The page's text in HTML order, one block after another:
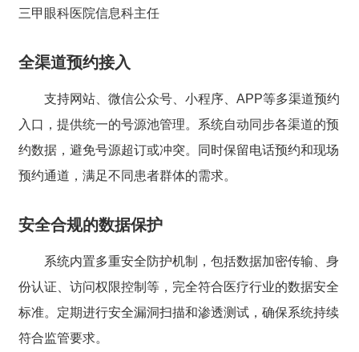
三甲眼科医院信息科主任
全渠道预约接入
支持网站、微信公众号、小程序、APP等多渠道预约
入口，提供统一的号源池管理。系统自动同步各渠道的预
约数据，避免号源超订或冲突。同时保留电话预约和现场
预约通道，满足不同患者群体的需求。
安全合规的数据保护
系统内置多重安全防护机制，包括数据加密传输、身
份认证、访问权限控制等，完全符合医疗行业的数据安全
标准。定期进行安全漏洞扫描和渗透测试，确保系统持续
符合监管要求。